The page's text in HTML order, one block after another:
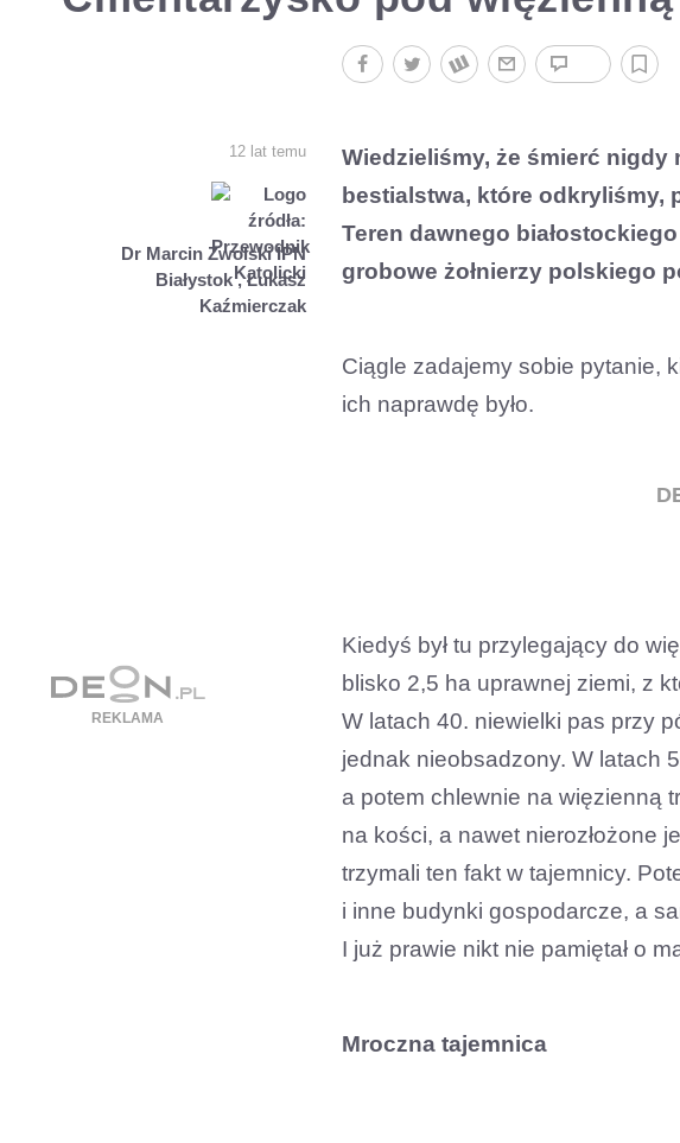
12 lat temu
Dr Marcin Zwolski IPN
Białystok , Łukasz
Kaźmierczak
Wiedzieliśmy, że śmierć nigdy
bestialstwa, które odkryliśmy,
Teren dawnego
grobowe żołnierzy polskiego
Ciągle zadajemy sobie pytanie,
ich naprawdę było.
Kiedyś był tu przylegający do
blisko 2,5 ha uprawnej ziemi, z
W latach 40. niewielki pas przy
jednak nieobsadzony. W latach
a potem chlewnie na więzienną
na kości, a nawet nierozłożone
trzymali ten fakt w tajemnicy.
i inne budynki gospodarcze, a
I już prawie nikt nie pamiętał o
Mroczna tajemnica